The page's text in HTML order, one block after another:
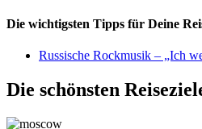
Die wichtigsten Tipps für Deine
Russische Rockmusik – „Ich
Die schönsten